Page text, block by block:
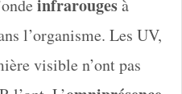
infrarougesà
l’organisme. Les UV,
visible n’ont pas